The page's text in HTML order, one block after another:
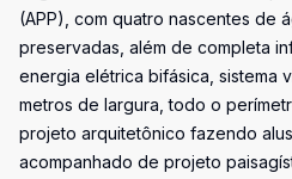
(APP), com quatro nascentes de
preservadas, além de completa
energia elétrica bifásica, sistema
metros de largura, todo o
projeto arquitetônico fazendo
acompanhado de projeto